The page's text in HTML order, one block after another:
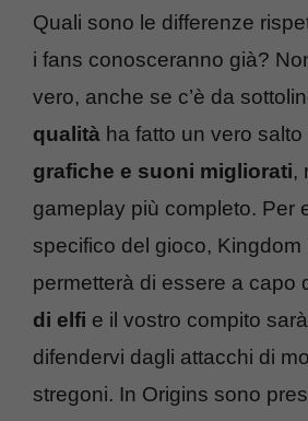
Quali sono le differenze
i fans conosceranno già?
vero, anche se c’è da
qualità ha fatto un vero
grafiche e suoni migliorati,
gameplay più completo. Per
specifico del gioco, Kingdom
permetterà di essere a capo
di elfi e il vostro compito
difendervi dagli attacchi di
stregoni. In Origins sono